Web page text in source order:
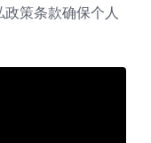
策条款确保个人